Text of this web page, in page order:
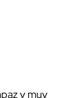
y muy